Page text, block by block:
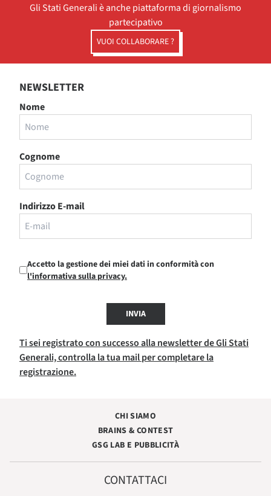
Gli Stati Generali è anche piattaforma di giornalismo
partecipativo
VUOI COLLABORARE ?
NEWSLETTER
Nome
Cognome
Indirizzo E-mail
Accetto la gestione dei miei dati in conformità con
l'informativa sulla privacy.
INVIA
Ti sei registrato con successo alla newsletter de Gli Stati
Generali, controlla la tua mail per completare la
registrazione.
CHI SIAMO
BRAINS & CONTEST
GSG LAB E PUBBLICITÀ
CONTATTACI